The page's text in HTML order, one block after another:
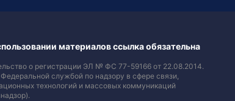
материалов ссылка обязательна
о регистрации ЭЛ № ФС 77-59166 от 22.08.2014.
службой по надзору в сфере связи,
технологий и массовых коммуникаций